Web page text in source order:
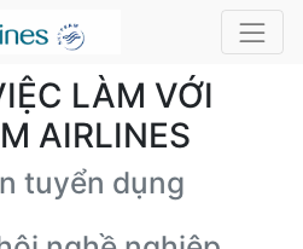
LÀM VỚI
AIRLINES
tuyển dụng